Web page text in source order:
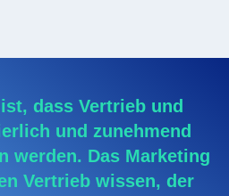
dass Vertrieb und
und zunehmend
werden. Das Marketing
Vertrieb wissen, der